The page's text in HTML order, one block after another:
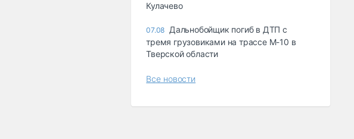
Кулачево
07.08 Дальнобойщик погиб в ДТП с
тремя грузовиками на трассе М-10 в
Тверской области
Все новости